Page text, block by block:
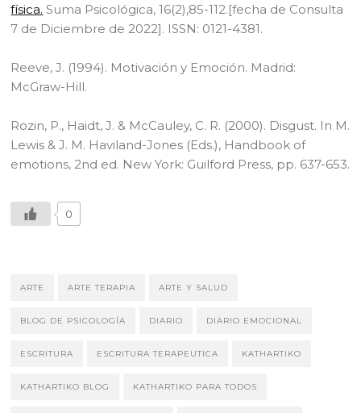
física. Suma Psicológica, 16(2),85-112.[fecha de Consulta
7 de Diciembre de 2022]. ISSN: 0121-4381.
Reeve, J. (1994). Motivación y Emoción. Madrid:
McGraw-Hill.
Rozin, P., Haidt, J. & McCauley, C. R. (2000). Disgust. In M.
Lewis & J. M. Haviland-Jones (Eds.), Handbook of
emotions, 2nd ed. New York: Guilford Press, pp. 637-653.
0
ARTE ARTE TERAPIA ARTE Y SALUD
BLOG DE PSICOLOGÍA DIARIO DIARIO EMOCIONAL
ESCRITURA ESCRITURA TERAPEUTICA KATHARTIKO
KATHARTIKO BLOG KATHARTIKO PARA TODOS